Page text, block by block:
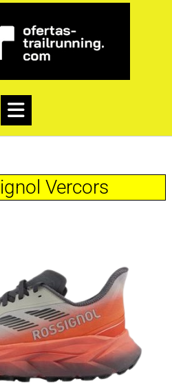
Vercors